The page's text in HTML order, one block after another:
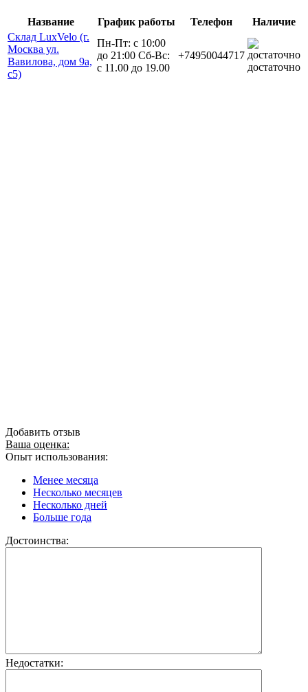
Название График работы Телефон
Наличие
Склад LuxVelo (г.
Москва ул.
Вавилова, дом 9а,
с5)
Пн-Пт: с 10:00
до 21:00 Сб-Вс:
с 11.00 до 19.00
+74950044717
достаточно
Добавить отзыв
Ваша оценка:
Опыт использования:
Менее месяца
Несколько месяцев
Несколько дней
Больше года
Достоинства:
Недостатки: